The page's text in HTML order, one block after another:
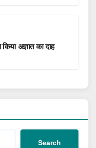
अज्ञात का दाह
Search